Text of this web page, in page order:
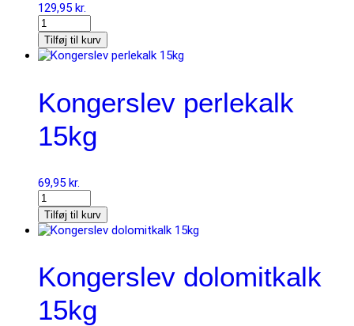
129,95 kr.
Tilføj til kurv
Kongerslev perlekalk
15kg
69,95 kr.
Tilføj til kurv
Kongerslev dolomitkalk
15kg